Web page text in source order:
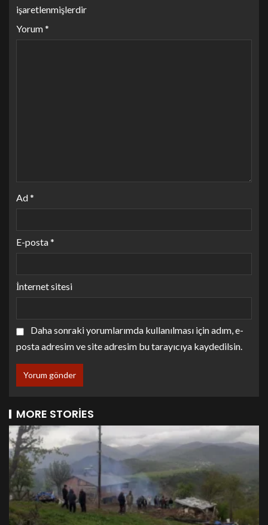
işaretlenmişlerdir
Yorum*
Ad*
E-posta*
İnternet sitesi
Daha sonraki yorumlarımda kullanılması için adım, e-
posta adresim ve site adresim bu tarayıcıya kaydedilsin.
MORE STORIES